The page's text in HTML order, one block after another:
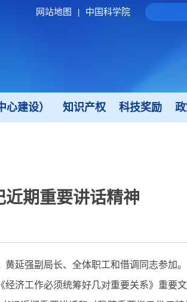
网站地图 中国科学院
建设） 知识产权 科技奖励
期重要讲话精神
延强副局长、全体职工和借调同志参加。
济工作必须统筹好几对重要关系》重要文